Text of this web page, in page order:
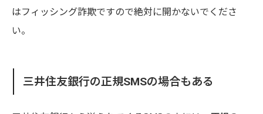
はフィッシング詐欺ですので絶対に開かないでくださ
い。
三井住友銀行の正規SMSの場合もある